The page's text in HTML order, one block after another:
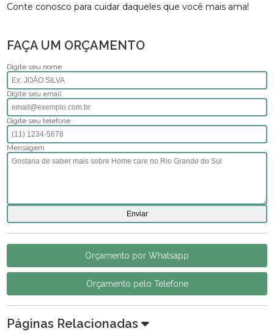
Conte conosco para cuidar daqueles que você mais ama!
FAÇA UM ORÇAMENTO
Digite seu nome
Digite seu email
Digite seu telefone
Mensagem
Orçamento por Whatsapp
Orçamento pelo Telefone
Páginas Relacionadas